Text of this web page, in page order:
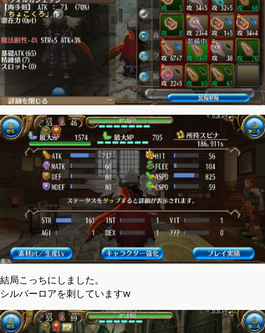
結局こっちにしました。
シルバーロアを刺していますw